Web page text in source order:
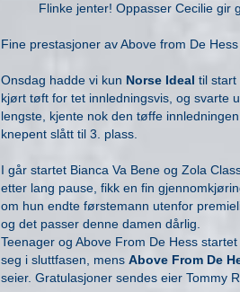
Flinke jenter! Oppasser Cecilie gir
Fine prestasjoner av Above from De
Onsdag hadde vi kun Norse Ideal til start
kjørt tøft for tet innledningsvis, og svarte
lengste, kjente nok den tøffe
knepent slått til 3. plass.
I går startet Bianca Va Bene og Zola
etter lang pause, fikk en fin
om hun endte førstemann utenfor
og det passer denne damen dårlig.
Teenager og Above From De Hess
seg i sluttfasen, mens Above From De
seier. Gratulasjoner sendes eier Tommy